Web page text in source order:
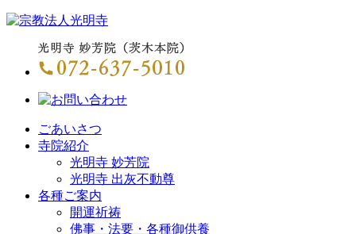
ごあいさつ
寺院紹介
光明寺 妙芳院
光明寺 出灰不動尊
各種ご案内
開運祈祷
佛事・法要・各種御供養